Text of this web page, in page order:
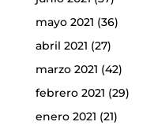
mayo 2021 (36)
abril 2021 (27)
marzo 2021 (42)
febrero 2021 (29)
enero 2021 (21)